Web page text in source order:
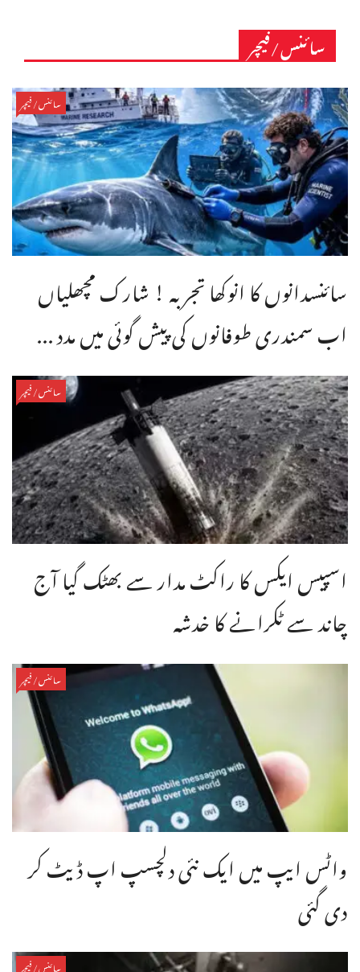
سائنس/فیچر
سائنس/فیچر
سائنسدانوں کا انوکھا تجربہ ! شارک مچھلیاں
اب سمندری طوفانوں کی پیش گوئی میں مدد ...
سائنس/فیچر
اسپیس ایکس کا راکٹ مدار سے بھٹک گیا آج
چاند سے ٹکرانے کا خدشہ
سائنس/فیچر
واٹس ایپ میں ایک نئی دلچسپ اپ ڈیٹ کر
دی گئی
سائنس/فیچر